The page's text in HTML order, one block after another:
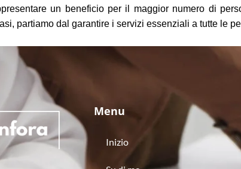
un beneficio per il maggior numero di
partiamo dal garantire i servizi essenziali a tutte le
Menu
Inizio